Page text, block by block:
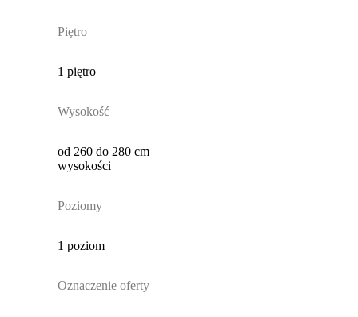
Piętro
1 piętro
Wysokość
od 260 do 280 cm
wysokości
Poziomy
1 poziom
Oznaczenie oferty